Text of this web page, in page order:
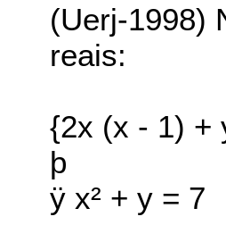
(Uerj-1998)
reais:
{2x (x - 1) +
þ
ÿ x² + y = 7